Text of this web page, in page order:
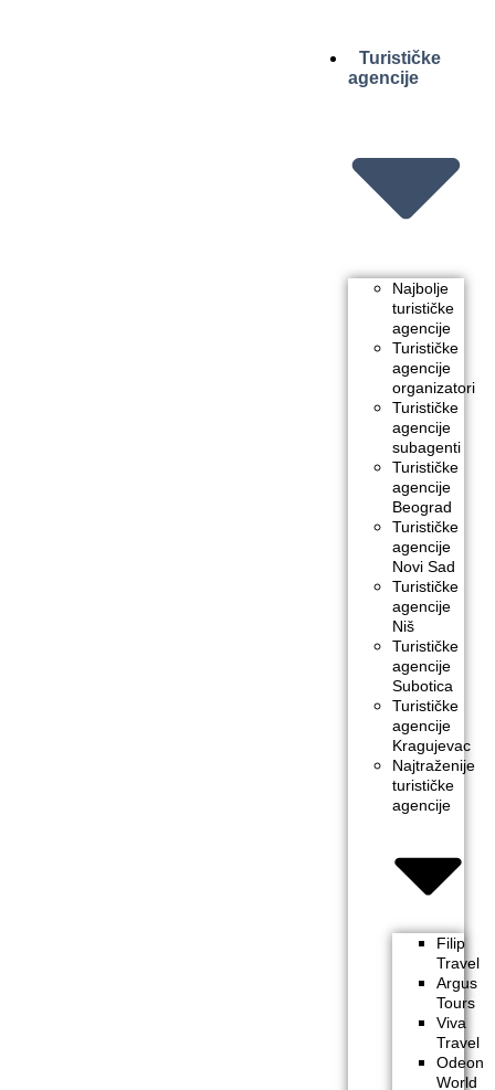
Turističke
agencije
Najbolje
turističke
agencije
Turističke
agencije
organizatori
Turističke
agencije
subagenti
Turističke
agencije
Beograd
Turističke
agencije
Novi Sad
Turističke
agencije
Niš
Turističke
agencije
Subotica
Turističke
agencije
Kragujevac
Najtraženije
turističke
agencije
Filip
Travel
Argus
Tours
Viva
Travel
Odeon
World